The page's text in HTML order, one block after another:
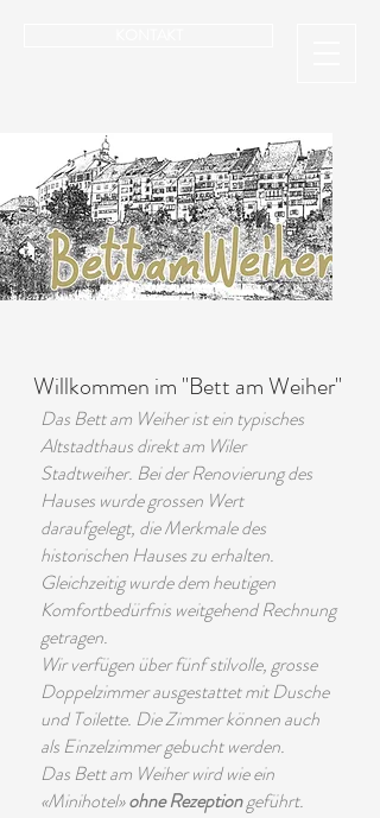
Willkommen im "Bett am Weiher"
Das Bett am Weiher ist ein typisches
Altstadthaus direkt am Wiler
Stadtweiher. Bei der Renovierung des
Hauses wurde grossen Wert
daraufgelegt, die Merkmale des
historischen Hauses zu erhalten.
Gleichzeitig wurde dem heutigen
Komfortbedürfnis weitgehend Rechnung
getragen.
Wir verfügen über fünf stilvolle, grosse
Doppelzimmer ausgestattet mit Dusche
und Toilette. Die Zimmer können auch
als Einzelzimmer gebucht werden.
Das Bett am Weiher wird wie ein
«Minihotel»ohne Rezeptiongeführt.